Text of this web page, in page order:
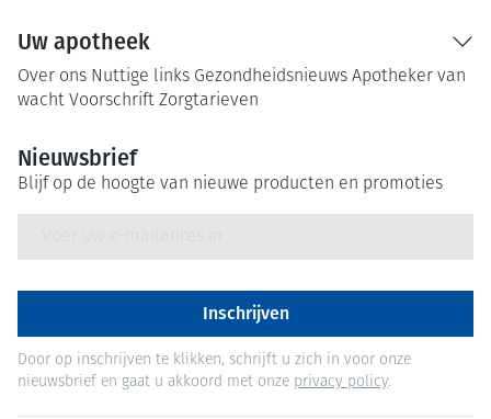
Uw apotheek
Over ons Nuttige links Gezondheidsnieuws Apotheker van
wacht Voorschrift Zorgtarieven
Nieuwsbrief
Blijf op de hoogte van nieuwe producten en promoties
Inschrijven
Door op inschrijven te klikken, schrijft u zich in voor onze
nieuwsbrief en gaat u akkoord met onze privacy policy.